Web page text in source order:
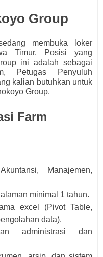
Group
edang membuka loker
Timur. Posisi yang
ini adalah sebagai
Petugas Penyuluh
kalian butuhkan untuk
Group.
Farm
Manajemen,
minimal 1 tahun.
excel (Pivot Table,
data).
administrasi dan